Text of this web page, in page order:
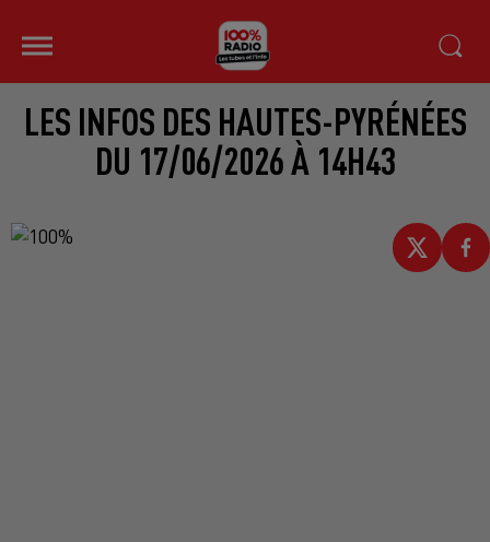
LES INFOS DES HAUTES-PYRÉNÉES
DU 17/06/2026 À 14H43